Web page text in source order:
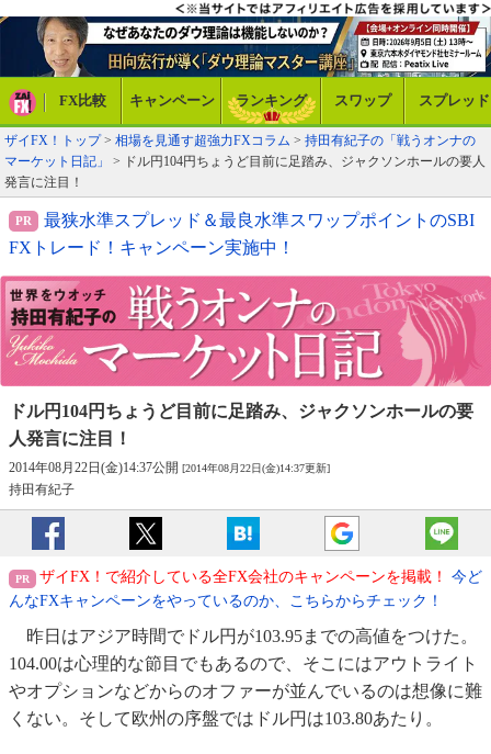
FX比較 キャンペーン ランキング スワップ スプレッド
ザイFX！トップ> 相場を見通す超強力FXコラム > 持田有紀子の「戦うオンナの
マーケット日記」
> ドル円104円ちょうど目前に足踏み、ジャクソンホールの要人
発言に注目！
最狭水準スプレッド＆最良水準スワップポイントのSBI
FXトレード！キャンペーン実施中！
ドル円104円ちょうど目前に足踏み、 ジャクソンホールの要
人発言に注目！
2014年08月22日(金)14:37公開 [2014年08月22日(金)14:37更新]
持田有紀子
ザイFX！で紹介している全FX会社のキャンペーンを掲載！
今ど
んなFXキャンペーンをやっているのか、こちらからチェック！
昨日はアジア時間でドル円が103.95までの高値をつけた。
104.00は心理的な節目でもあるので、そこにはアウトライト
やオプションなどからのオファーが並んでいるのは想像に難
くない。そして欧州の序盤ではドル円は103.80あたり。